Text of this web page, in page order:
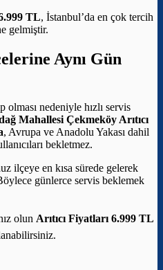
TL, İstanbul’da en çok tercih
gelmiştir.
Aynı Gün
olması nedeniyle hızlı servis
Mahallesi Çekmeköy Arıtıcı
, Avrupa ve Anadolu Yakası dahil
bekletmez.
ilçeye en kısa sürede gelerek
günlerce servis beklemek
olun Arıtıcı Fiyatları 6.999 TL